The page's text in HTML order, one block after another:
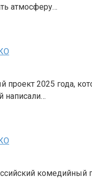
атмосферу…
проект 2025 года,
написали…
комедийный